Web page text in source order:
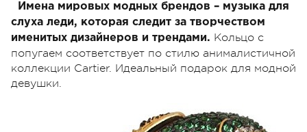
Имена мировых модных брендов – музыка для
слуха леди, которая следит за творчеством
именитых дизайнеров и трендами. Кольцо с
попугаем соответствует по стилю анималистичной
коллекции Cartier. Идеальный подарок для модной
девушки.